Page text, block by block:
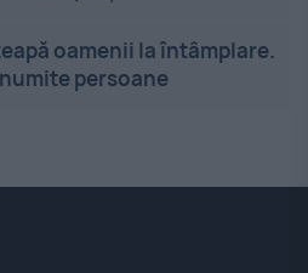
oamenii la întâmplare.
persoane